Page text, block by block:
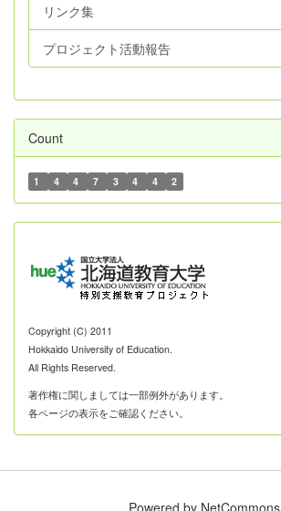
リンク集
プロジェクト活動報告
Count
1 4 4 7 3 4 4 2
Copyright (C) 2011
Hokkaido University of Education.
All Rights Reserved.
著作権に関しましては一部例外があります。
各ページの表示をご確認ください。
Powered by NetCommons